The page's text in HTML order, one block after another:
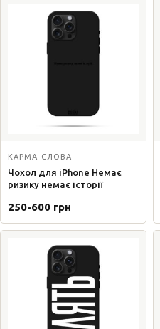
КАРМА СЛОВА
Чохол для iPhone Немає
ризику немає історії
250-600 грн